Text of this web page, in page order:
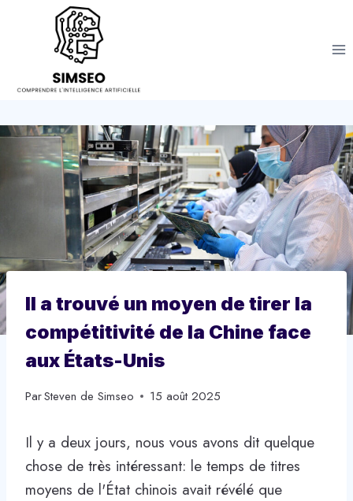
Il a trouvé un moyen de tirer la
compétitivité de la Chine face
aux États-Unis
ParSteven de Simseo 15 août 2025
Il y a deux jours, nous vous avons dit quelque
chose de très intéressant: le temps de titres
moyens de l'État chinois avait révélé que